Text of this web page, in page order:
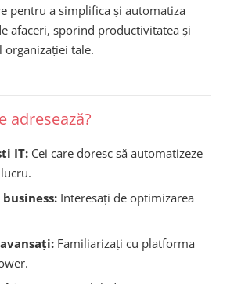
pentru a simplifica și automatiza
afaceri, sporind productivitatea și
organizației tale.
adresează?
IT:Cei care doresc să automatizeze
Interesați de optimizarea
Familiarizați cu platforma